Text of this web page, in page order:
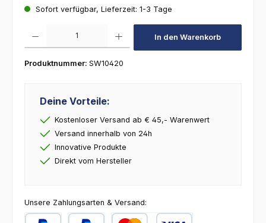
Sofort verfügbar, Lieferzeit: 1-3 Tage
In den Warenkorb
Produktnummer: SW10420
Deine Vorteile:
Kostenloser Versand ab € 45,- Warenwert
Versand innerhalb von 24h
Innovative Produkte
Direkt vom Hersteller
Unsere Zahlungsarten & Versand: